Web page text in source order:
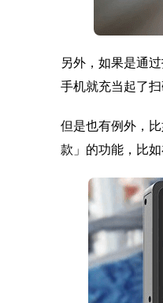
另外，如果是通
手机就充当起了
但是也有例外，
款」的功能，比